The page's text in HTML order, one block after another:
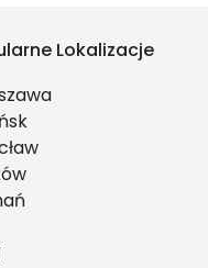
Lokalizacje